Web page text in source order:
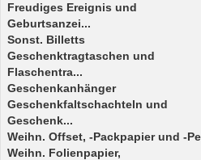
Freudiges Ereignis und
Geburtsanzei...
Sonst. Billetts
Geschenktragtaschen und
Flaschentra...
Geschenkanhänger
Geschenkfaltschachteln und
Geschenk...
Weihn. Offset, -Packpapier und -
Weihn. Folienpapier,